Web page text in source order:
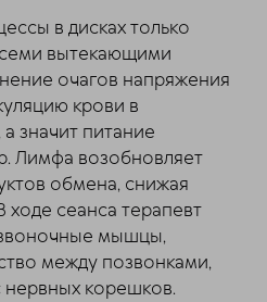
в дисках только
вытекающими
очагов напряжения
крови в
значит питание
Лимфа возобновляет
обмена, снижая
ходе сеанса терапевт
мышцы,
между позвонками,
корешков.